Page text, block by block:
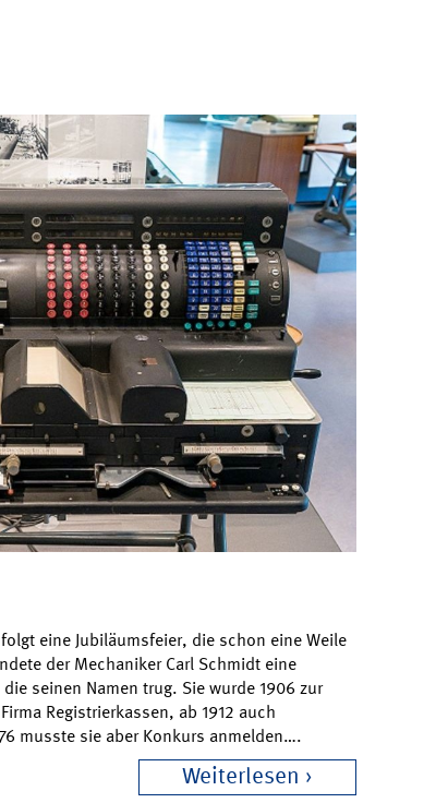
eine Jubiläumsfeier, die schon eine Weile
der Mechaniker Carl Schmidt eine
seinen Namen trug. Sie wurde 1906 zur
Registrierkassen, ab 1912 auch
musste sie aber Konkurs anmelden….
Weiterlesen